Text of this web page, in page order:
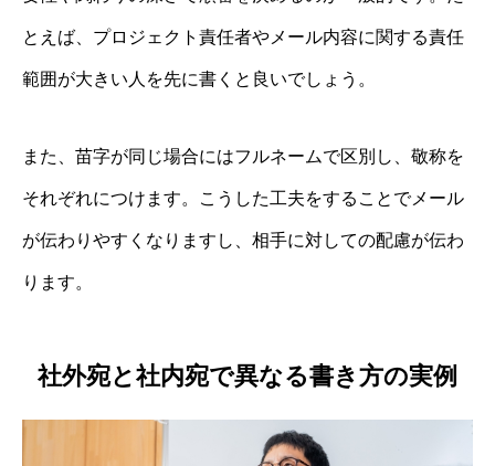
とえば、プロジェクト責任者やメール内容に関する責任
範囲が大きい人を先に書くと良いでしょう。
また、苗字が同じ場合にはフルネームで区別し、敬称を
それぞれにつけます。こうした工夫をすることでメール
が伝わりやすくなりますし、相手に対しての配慮が伝わ
ります。
社外宛と社内宛で異なる書き方の実例